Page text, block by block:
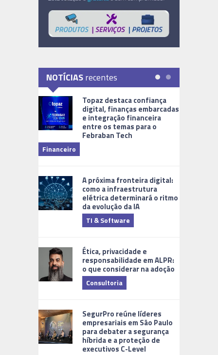
NOTÍCIASrecentes
Topaz destaca confiança
digital, finanças embarcadas
e integração financeira
entre os temas para o
Febraban Tech
Financeiro
A próxima fronteira digital:
como a infraestrutura
elétrica determinará o ritmo
da evolução da IA
TI & Software
Ética, privacidade e
responsabilidade em ALPR:
o que considerar na adoção
Consultoria
SegurPro reúne líderes
empresariais em São Paulo
para debater a segurança
híbrida e a proteção de
executivos C-Level